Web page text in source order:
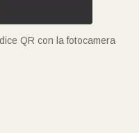
QR con la fotocamera